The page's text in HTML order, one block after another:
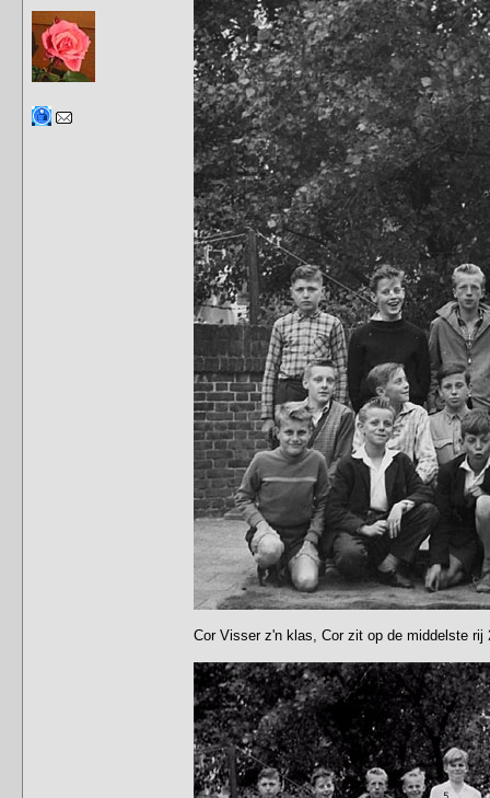
Cor Visser z'n klas, Cor zit op de middelste